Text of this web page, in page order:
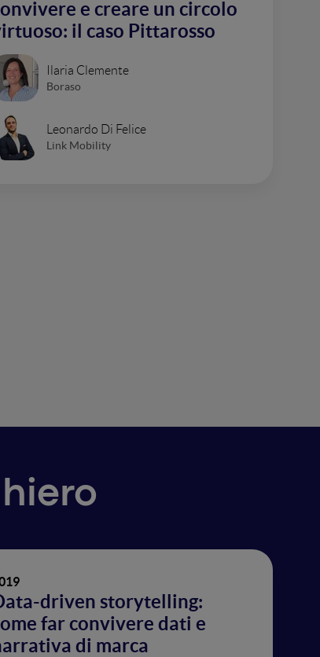
e creare un circolo
il caso Pittarosso
Ilaria Clemente
Boraso
Leonardo Di Felice
Link Mobility
driven storytelling:
far convivere dati e
di marca